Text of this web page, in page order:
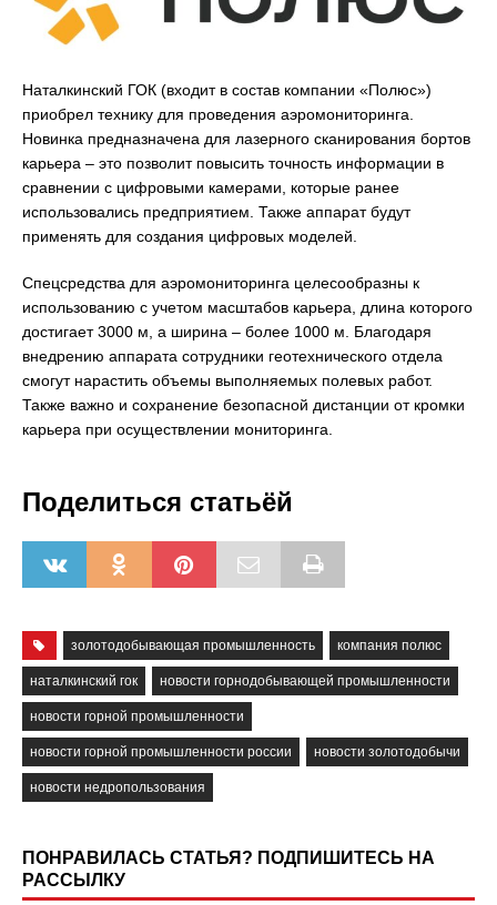
Наталкинский ГОК (входит в состав компании «Полюс»)
приобрел технику для проведения аэромониторинга.
Новинка предназначена для лазерного сканирования бортов
карьера – это позволит повысить точность информации в
сравнении с цифровыми камерами, которые ранее
использовались предприятием. Также аппарат будут
применять для создания цифровых моделей.
Спецсредства для аэромониторинга целесообразны к
использованию с учетом масштабов карьера, длина которого
достигает 3000 м, а ширина – более 1000 м. Благодаря
внедрению аппарата сотрудники геотехнического отдела
смогут нарастить объемы выполняемых полевых работ.
Также важно и сохранение безопасной дистанции от кромки
карьера при осуществлении мониторинга.
Поделиться статьёй
золотодобывающая промышленность компания полюс
наталкинский гок новости горнодобывающей промышленности
новости горной промышленности
новости горной промышленности россии новости золотодобычи
новости недропользования
ПОНРАВИЛАСЬ СТАТЬЯ? ПОДПИШИТЕСЬ НА
РАССЫЛКУ